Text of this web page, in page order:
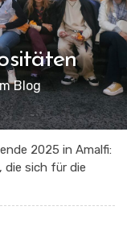
Blog
2025 in Amalfi:
die sich für die